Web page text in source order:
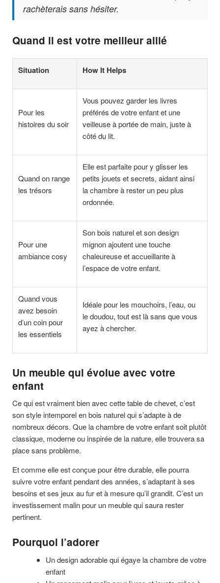
rachèterais sans hésiter.
Quand il est votre meilleur allié
Situation How It Helps
Pour les
histoires du soir
Vous pouvez garder les livres
préférés de votre enfant et une
veilleuse à portée de main, juste à
côté du lit.
Quand on range
les trésors
Elle est parfaite pour y glisser les
petits jouets et secrets, aidant ainsi
la chambre à rester un peu plus
ordonnée.
Pour une
ambiance cosy
Son bois naturel et son design
mignon ajoutent une touche
chaleureuse et accueillante à
l’espace de votre enfant.
Quand vous
avez besoin
d’un coin pour
les essentiels
Idéale pour les mouchoirs, l’eau, ou
le doudou, tout est là sans que vous
ayez à chercher.
Un meuble qui évolue avec votre
enfant
Ce qui est vraiment bien avec cette table de chevet, c’est
son style intemporel en bois naturel qui s’adapte à de
nombreux décors. Que la chambre de votre enfant soit plutôt
classique, moderne ou inspirée de la nature, elle trouvera sa
place sans problème.
Et comme elle est conçue pour être durable, elle pourra
suivre votre enfant pendant des années, s’adaptant à ses
besoins et ses jeux au fur et à mesure qu’il grandit. C’est un
investissement malin pour un meuble qui saura rester
pertinent.
Pourquoi l’adorer
Un design adorable qui égaye la chambre de votre
enfant